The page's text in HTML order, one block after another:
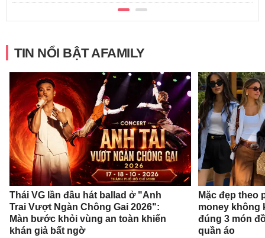
TIN NỔI BẬT AFAMILY
Thái VG lần đầu hát ballad ở "Anh
Trai Vượt Ngàn Chông Gai 2026":
Màn bước khỏi vùng an toàn khiến
khán giả bất ngờ
Mặc đẹp theo
money không
đúng 3 món
quần áo